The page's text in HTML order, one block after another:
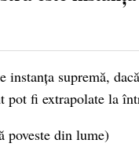
instanța supremă,
pot fi extrapolate la
poveste din lume)